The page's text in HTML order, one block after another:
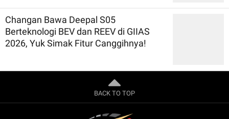
Changan Bawa Deepal S05
Berteknologi BEV dan REEV di GIIAS
2026, Yuk Simak Fitur Canggihnya!
BACK TO TOP